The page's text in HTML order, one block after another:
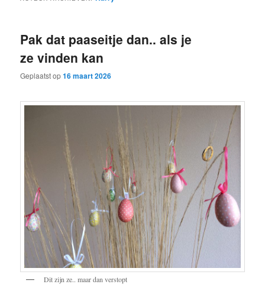
Pak dat paaseitje dan.. als je
ze vinden kan
Geplaatst op16 maart 2026
Dit zijn ze.. maar dan verstopt